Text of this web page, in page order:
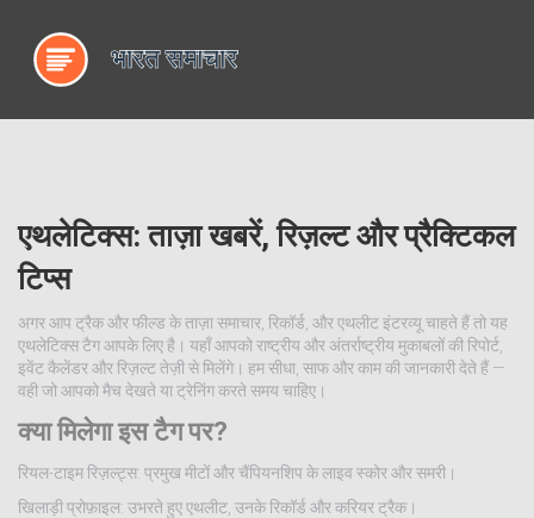
एथलेटिक्स: ताज़ा खबरें, रिज़ल्ट और प्रैक्टिकल
टिप्स
अगर आप ट्रैक और फील्ड के ताज़ा समाचार, रिकॉर्ड, और एथलीट इंटरव्यू चाहते हैं तो यह
एथलेटिक्स टैग आपके लिए है। यहाँ आपको राष्ट्रीय और अंतर्राष्ट्रीय मुकाबलों की रिपोर्ट,
इवेंट कैलेंडर और रिज़ल्ट तेज़ी से मिलेंगे। हम सीधा, साफ और काम की जानकारी देते हैं —
वही जो आपको मैच देखते या ट्रेनिंग करते समय चाहिए।
क्या मिलेगा इस टैग पर?
रियल-टाइम रिज़ल्ट्स: प्रमुख मीटों और चैंपियनशिप के लाइव स्कोर और समरी।
खिलाड़ी प्रोफ़ाइल: उभरते हुए एथलीट, उनके रिकॉर्ड और करियर ट्रैक।